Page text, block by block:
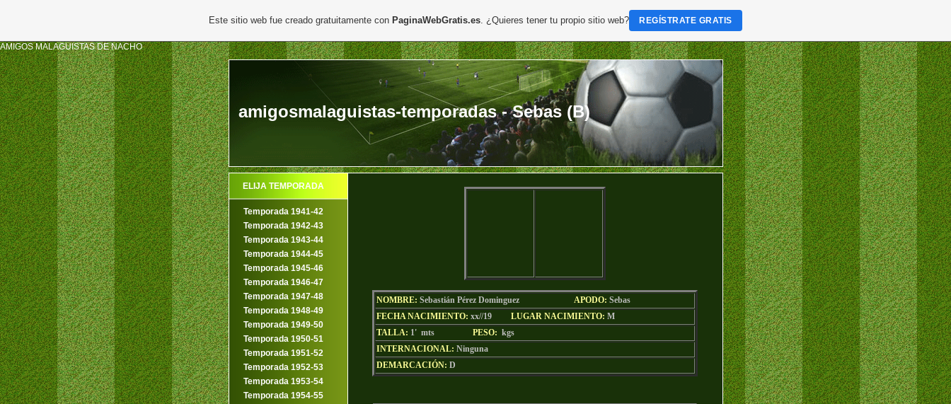
AMIGOS MALAGUISTAS DE NACHO
amigosmalaguistas-temporadas - Sebas (B)
ELIJA TEMPORADA
Temporada 1941-42
Temporada 1942-43
Temporada 1943-44
Temporada 1944-45
Temporada 1945-46
Temporada 1946-47
Temporada 1947-48
Temporada 1948-49
Temporada 1949-50
Temporada 1950-51
Temporada 1951-52
Temporada 1952-53
Temporada 1953-54
Temporada 1954-55
NOMBRE: Sebastián Pérez Dominguez APODO: Sebas
FECHA NACIMIENTO: xx//19 LUGAR NACIMIENTO: M
TALLA: 1' mts PESO: kgs
INTERNACIONAL: Ninguna
DEMARCACIÓN: D
Este sitio web fue creado gratuitamente con PaginaWebGratis.es. ¿Quieres tener tu propio sitio web? REGÍSTRATE GRATIS